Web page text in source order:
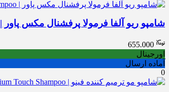
شامپو ریو آلفا فرمولا پرفشنال مکس پاور | Rio Alpha Formula Professional Max Power Shampoo
655.000
اورجینال
آماده ارسال
0